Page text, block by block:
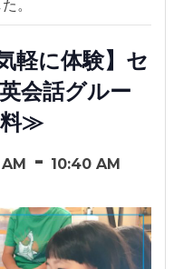
。
軽に体験】セ
会話グルー
≫
- 10:40 AM